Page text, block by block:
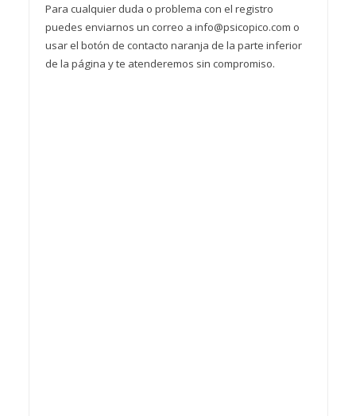
Para cualquier duda o problema con el registro
puedes enviarnos un correo a info@psicopico.com o
usar el botón de contacto naranja de la parte inferior
de la página y te atenderemos sin compromiso.